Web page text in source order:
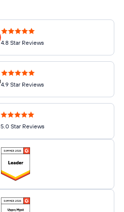
4.8 Star Reviews
4.9 Star Reviews
5.0 Star Reviews